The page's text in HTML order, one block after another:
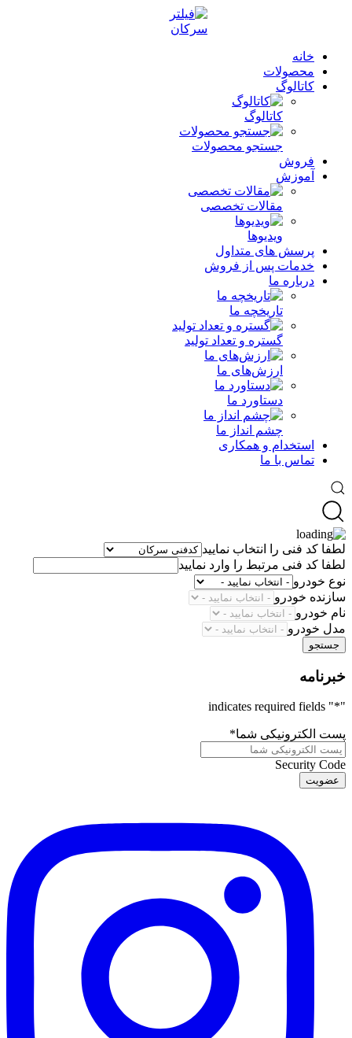
خانه
محصولات
کاتالوگ
کاتالوگ
جستجو محصولات
فروش
آموزش
مقالات تخصصی
ویدیوها
پرسش های متداول
خدمات پس از فروش
درباره ما
تاریخچه ما
گستره و تعداد تولید
ارزش‌های ما
دستاورد ما
چشم انداز ما
استخدام و همکاری
تماس با ما
لطفا کد فنی را انتخاب نمایید
لطفا کد فنی مرتبط را وارد نمایید
نوع خودرو
سازنده خودرو
نام خودرو
مدل خودرو
جستجو
خبرنامه
"
*
" indicates required fields
پست الکترونیکی شما*
Security Code